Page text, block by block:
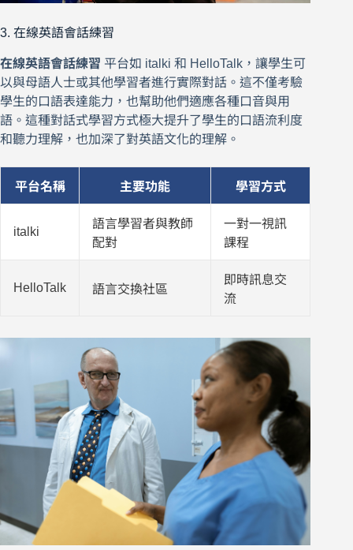
3. 在線英語會話練習
在線英語會話練習 平台如 italki 和 HelloTalk，讓學生可
以與母語人士或其他學習者進行實際對話。這不僅考驗
學生的口語表達能力，也幫助他們適應各種口音與用
語。這種對話式學習方式極大提升了學生的口語流利度
和聽力理解，也加深了對英語文化的理解。
平台名稱 主要功能 學習方式
italki
語言學習者與教師
配對
一對一視訊
課程
HelloTalk 語言交換社區
即時訊息交
流